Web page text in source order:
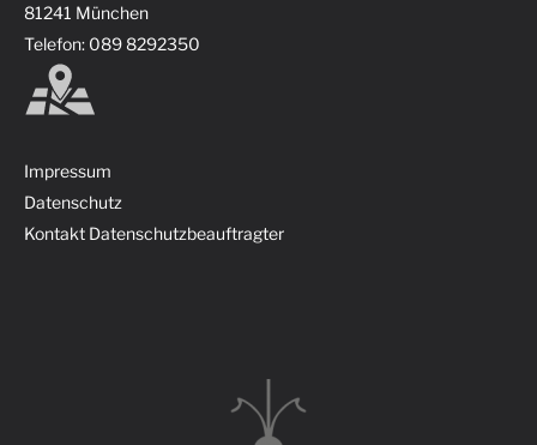
81241 München
Telefon: 089 8292350
Impressum
Datenschutz
Kontakt Datenschutzbeauftragter